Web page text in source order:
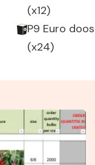
(x12)
P9 Euro doos
(x24)